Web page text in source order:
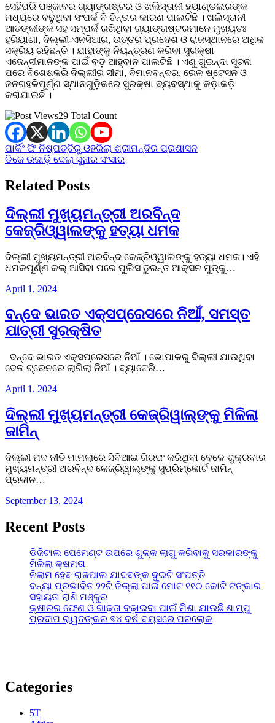
ସେହିପରି ପଞ୍ଜାବର ଗ୍ୟାଙ୍ଗଷ୍ଟର ଓ ଖଲିସ୍ତାନୀ ହ୍ୟାଣ୍ଡଲରଙ୍କ
ମଧ୍ୟରେ ବଢୁଥିବା ସଂପର୍କ ବି ଚିନ୍ତାର କାରଣ ପାଲଟିଛି । ଖଲିସ୍ତାନୀ
ଆତଙ୍କୀଙ୍କ ସହ ସମ୍ପର୍କ ରଖିଥିବା ଗ୍ୟାଙ୍ଗଷ୍ଟରମାନେ ମୁଖ୍ୟତଃ
ହରିୟାଣା, ଦିଲ୍ଲୀ-ଏନସିଆର, ଉତ୍ତର ପ୍ରଦେଶ ଓ ରାଜସ୍ଥାନରେ ଅଧିକ
ସକ୍ରିୟ ରହିଛନ୍ତି । ଯାହାଙ୍କୁ ନିୟନ୍ତ୍ରଣ କରିବା ସୁରକ୍ଷା
ଏଜେନ୍ସୀମାନଙ୍କ ପାଇଁ ବଡ଼ ଆହ୍ବାନ ପାଲଟିଛି । ଏଣୁ ଗୁଇନ୍ଦା ସୂଚନା
ପରେ ବିଶେଷକରି ଦିଲ୍ଲୀର ସୀମା, ବିମାନବନ୍ଦର, ରେଳ ଷ୍ଟେସନ ଓ
ଜନଗହଳିପୂର୍ଣ୍ଣ ସ୍ଥାନଗୁଡ଼ିକରେ ସୁରକ୍ଷା ବ୍ୟବସ୍ଥାକୁ କଡ଼ାକଡ଼ି
କରାଯାଇଛି ।
29 Total Count
Post
navigation
ପାର୍କିଂ ଫି ନିଷ୍ପତ୍ତିରୁ ଓହରିଲା ଶ୍ରୀମନ୍ଦିର ପ୍ରଶାସନ
ଡିଜେ ଉଜାଡ଼ି ଦେଲା ସୁନାର ସଂସାର
Related Posts
ଦିଲ୍ଲୀ ମୁଖ୍ୟମନ୍ତ୍ରୀ ଅରବିନ୍ଦ
କେଜ୍ରିଓ୍ୱାଲଙ୍କୁ ହତ୍ୟା ଧମକ
ଦିଲ୍ଲୀ ମୁଖ୍ୟମନ୍ତ୍ରୀ ଅରବିନ୍ଦ କେଜ୍ରିଓ୍ୱାଲଙ୍କୁ ହତ୍ୟା ଧମକ। ଏହି
ଧମକପୂର୍ଣ୍ଣ କଲ୍ ଆସିବା ପରେ ପୁଲିସ ତୁରନ୍ତ ଆକ୍ସନ ମୁଡ୍କୁ…
April 1, 2024
ବନ୍ଦେ ଭାରତ ଏକ୍ସପ୍ରେସରେ ନିଆଁ, ସମସ୍ତ
ଯାତ୍ରୀ ସୁରକ୍ଷିତ
ବନ୍ଦେ ଭାରତ ଏକ୍ସପ୍ରେସରେ ନିଆଁ । ଭୋପାଳରୁ ଦିଲ୍ଲୀ ଯାଉଥିବା
ବେଳ ଟ୍ରେନରେ ଲାଗିଲା ନିଆଁ । ବ୍ୟାଟେରି…
April 1, 2024
ଦିଲ୍ଲୀ ମୁଖ୍ୟମନ୍ତ୍ରୀ କେଜ୍ରିୱାଲ୍‌ଙ୍କୁ ମିଳିଲା
ଜାମିନ୍‌
ଦିଲ୍ଲୀ ମଦ ନୀତି ମାମଲାରେ ସିବିଆଇ ଗିରଫ କରିଥିବା ବେଳେ ଶୁକ୍ରବାର
ମୁଖ୍ୟମନ୍ତ୍ରୀ ଅରବିନ୍ଦ କେଜ୍ରିୱାଲ୍‌ଙ୍କୁ ସୁପ୍ରିମ୍‌କୋର୍ଟ ଜାମିନ୍‌
ପ୍ରଦାନ…
September 13, 2024
Recent Posts
ଡିଜିଟାଲ ପେମେଣ୍ଟ ଉପରେ ଶୁଳ୍କ ଲାଗୁ କରିବାକୁ ସରକାରଙ୍କୁ
ମିଳିଲା କ୍ଷମତା
ନିଲାମ ହେବ ରାଜପାଲ ଯାଦବଙ୍କ ଦୁଇଟି ସଂପତ୍ତି
ବନ୍ୟା ପ୍ରଭାବିତ ୨୨ଟି ଜିଲ୍ଲା ପାଇଁ ମୋଟ ୧୧୦ କୋଟି ଟଙ୍କାର
ସହାୟତା ରାଶି ମଞ୍ଜୁର
କ୍ଷୀରର ଫେଣ ଓ ଗାଢ଼ତା ବଢ଼ାଇବା ପାଇଁ ମିଶା ଯାଉଛି ଶାମ୍ପୁ
ପ୍ରଦୀପ ରାୱତଙ୍କର ୭୪ ବର୍ଷ ବୟସରେ ପରଲୋକ
Categories
5T